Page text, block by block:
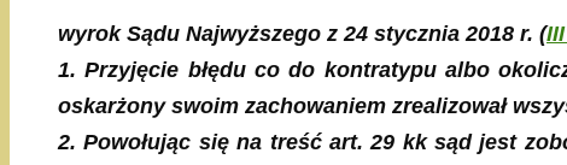
wyrok Sądu Najwyższego z 24 stycznia 2018 r. (
1. Przyjęcie błędu co do kontratypu albo
oskarżony swoim zachowaniem zrealizował
2. Powołując się na treść art. 29 kk sąd jest